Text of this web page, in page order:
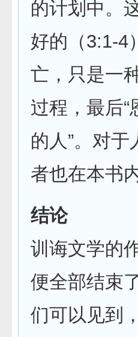
的计划中。
好的（3:1-4
亡，只是一
过程，最后
的人”。对
者也在本书
结论
训诲文学的
便全部结束
们可以见到